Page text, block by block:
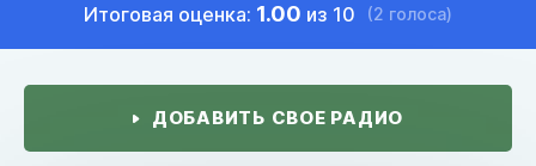
Итоговая оценка: 1.00 из 10 (2 голоса)
ДОБАВИТЬ СВОЕ РАДИО